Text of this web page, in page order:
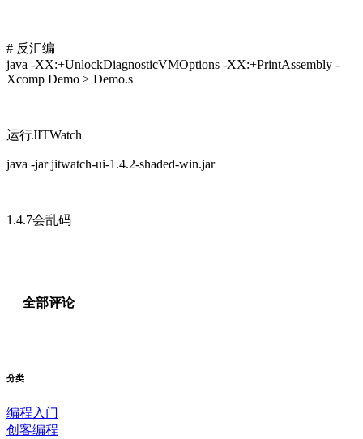
# 反汇编
java -XX:+UnlockDiagnosticVMOptions -XX:+PrintAssembly -
Xcomp Demo > Demo.s
运行JITWatch
java -jar jitwatch-ui-1.4.2-shaded-win.jar
1.4.7会乱码
全部评论
分类
编程入门
创客编程